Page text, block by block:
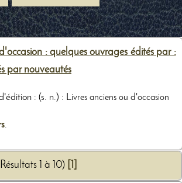
: quelques ouvrages édités par :
par nouveautés
: (s. n.) : Livres anciens ou d'occasion
.
1 à 10)